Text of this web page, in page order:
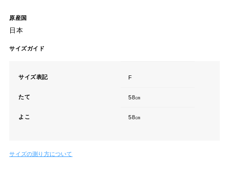
原産国
日本
サイズガイド
サイズ表記 F
たて 58㎝
よこ 58㎝
サイズの測り方について